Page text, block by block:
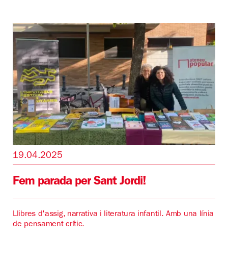
19.04.2025
Fem parada per Sant Jordi!
Llibres d'assig, narrativa i literatura infantil. Amb una línia
de pensament crític.